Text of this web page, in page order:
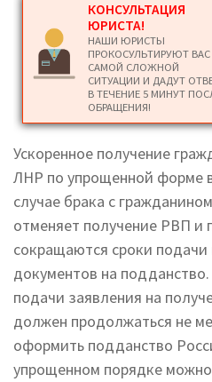
КОНСУЛЬТАЦИЯ
ЮРИСТА!
НАШИ ЮРИСТЫ
ПРОКОСУЛЬТИРУЮТ ВАС
САМОЙ СЛОЖНОЙ
СИТУАЦИИ И ДАДУТ
В ТЕЧЕНИЕ 5 МИНУТ
ОБРАЩЕНИЯ!
Ускоренное получение
ЛНР по упрощенной форме
случае брака с
отменяет получение РВП
сокращаются сроки подачи
документов на
подачи заявления на
должен продолжаться не
оформить подданство
упрощенном порядке